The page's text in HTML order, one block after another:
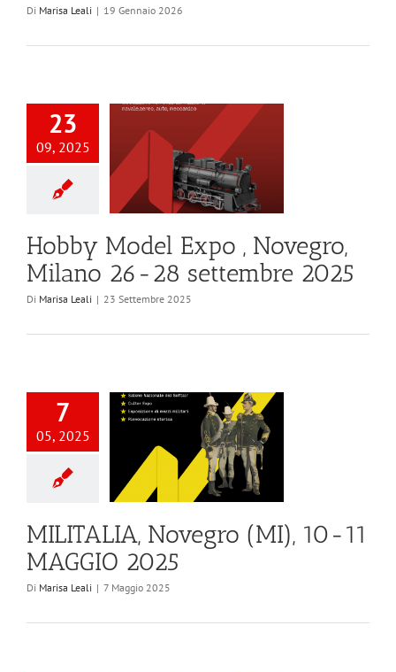
Di Marisa Leali | 19 Gennaio 2026
23
09, 2025
Hobby Model Expo , Novegro,
Milano 26-28 settembre 2025
Di Marisa Leali | 23 Settembre 2025
7
05, 2025
MILITALIA, Novegro (MI), 10-11
MAGGIO 2025
Di Marisa Leali | 7 Maggio 2025